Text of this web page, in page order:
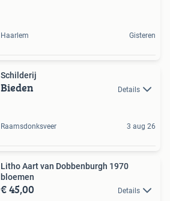
Haarlem Gisteren
Schilderij
Bieden Details
Raamsdonksveer 3 aug 26
Litho Aart van Dobbenburgh 1970
bloemen
€ 45,00 Details